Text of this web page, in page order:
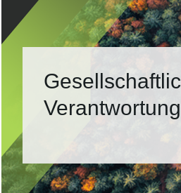
Verantwortung